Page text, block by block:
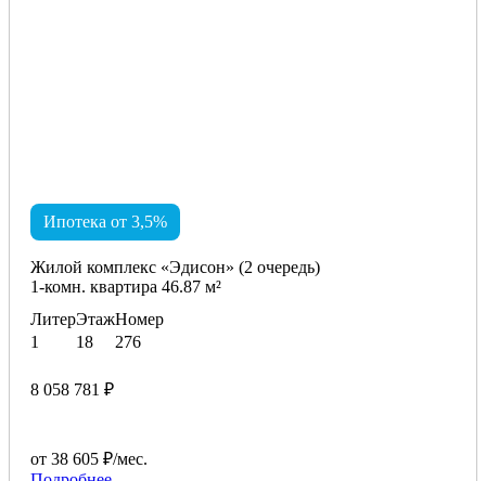
Ипотека от 3,5%
Жилой комплекс «Эдисон» (2 очередь)
1-комн. квартира 46.87 м²
Литер
1
Этаж
18
Номер
276
8 058 781 ₽
от 38 605 ₽/мес.